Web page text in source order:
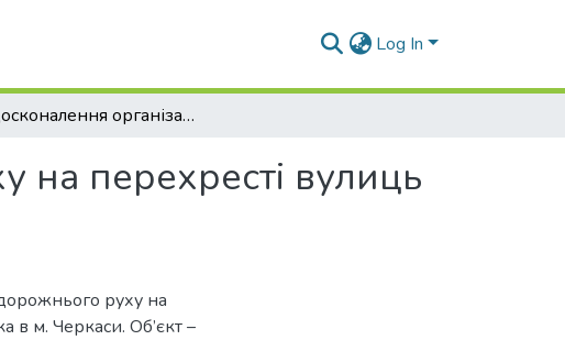
Log In
Удосконалення організації дорожнього руху на перехресті вулиць Надпільна та Кривалівська в м. Черкаси
на перехресті вулиць
руху на
в м. Черкаси. Об’єкт –